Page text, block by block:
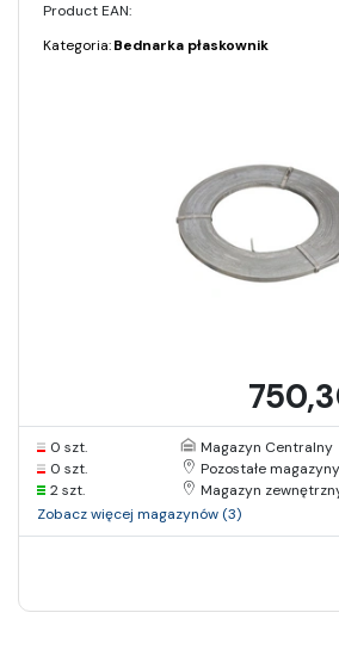
Product EAN:
Kategoria:Bednarka płaskownik
0 szt.
Magazyn Centralny
0 szt.
Pozostałe magazyny
2 szt.
Magazyn
Zobacz więcej magazynów (3)